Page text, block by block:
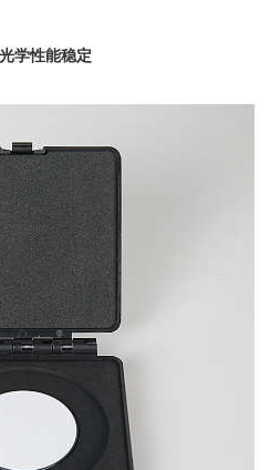
学性能稳定